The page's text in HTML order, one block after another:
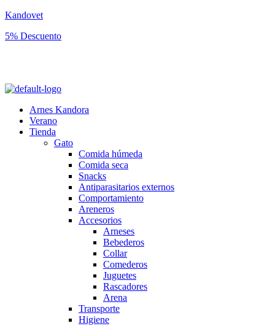
Kandovet
5% Descuento
Arnes Kandora
Verano
Tienda
Gato
Comida húmeda
Comida seca
Snacks
Antiparasitarios externos
Comportamiento
Areneros
Accesorios
Arneses
Bebederos
Collar
Comederos
Juguetes
Rascadores
Arena
Transporte
Higiene